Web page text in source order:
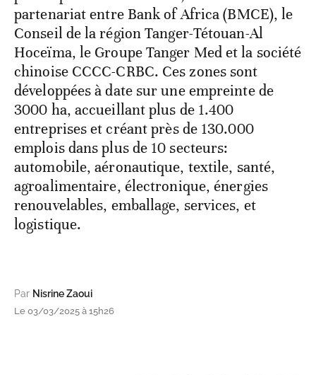
partenariat entre Bank of Africa (BMCE), le
Conseil de la région Tanger-Tétouan-Al
Hoceïma, le Groupe Tanger Med et la société
chinoise CCCC-CRBC. Ces zones sont
développées à date sur une empreinte de
3000 ha, accueillant plus de 1.400
entreprises et créant près de 130.000
emplois dans plus de 10 secteurs:
automobile, aéronautique, textile, santé,
agroalimentaire, électronique, énergies
renouvelables, emballage, services, et
logistique.
Par Nisrine Zaoui
Le 03/03/2025 à 15h26